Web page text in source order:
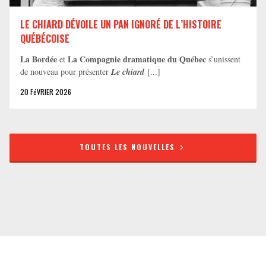
LE CHIARD DÉVOILE UN PAN IGNORÉ DE L’HISTOIRE
QUÉBÉCOISE
La Bordée et La Compagnie dramatique du Québec s’unissent
de nouveau pour présenter Le chiard [...]
20 FéVRIER 2026
TOUTES LES NOUVELLES